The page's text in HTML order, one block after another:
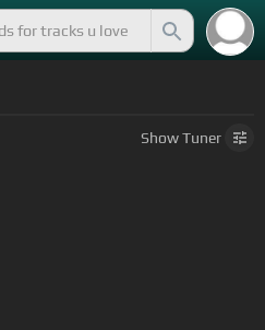
ShowTuner